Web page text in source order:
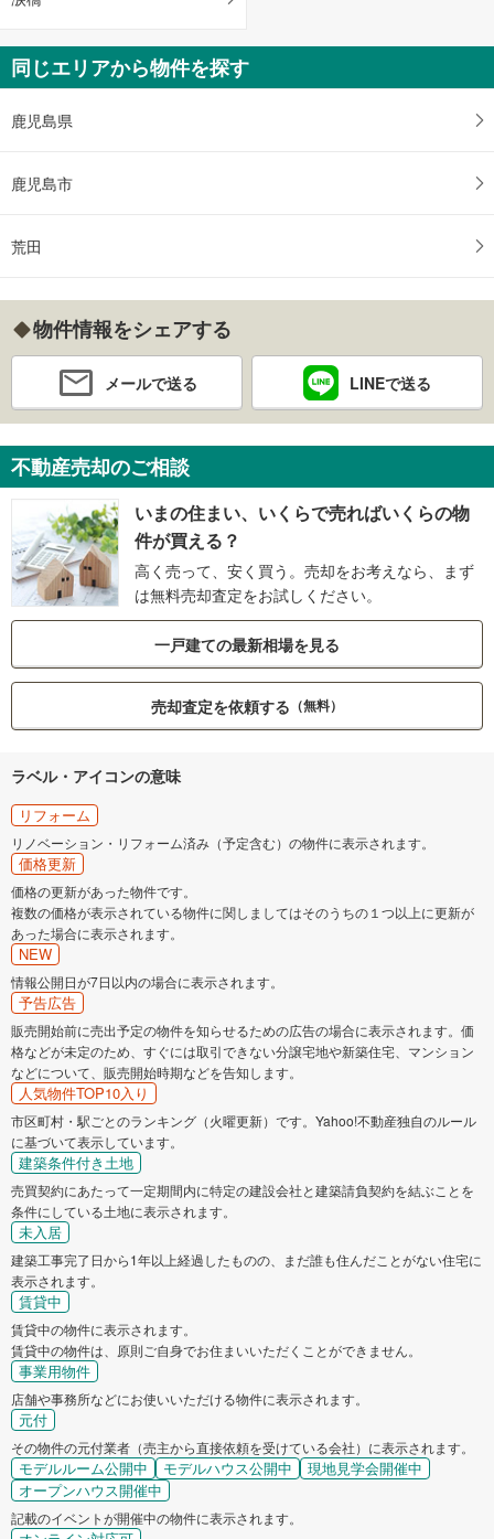
同じエリアから物件を探す
鹿児島県
鹿児島市
荒田
物件情報をシェアする
メールで送る LINEで送る
不動産売却のご相談
いまの住まい、いくらで売ればいくらの物
件が買える？
高く売って、安く買う。売却をお考えなら、まず
は無料売却査定をお試しください。
一戸建ての最新相場を見る
売却査定を依頼する （無料）
ラベル・アイコンの意味
リフォーム
リノベーション・リフォーム済み（予定含む）の物件に表示されます。
価格更新
価格の更新があった物件です。
複数の価格が表示されている物件に関しましてはそのうちの１つ以上に更新が
あった場合に表示されます。
NEW
情報公開日が7日以内の場合に表示されます。
予告広告
販売開始前に売出予定の物件を知らせるための広告の場合に表示されます。価
格などが未定のため、すぐには取引できない分譲宅地や新築住宅、マンション
などについて、販売開始時期などを告知します。
人気物件TOP10入り
市区町村・駅ごとのランキング（火曜更新）です。Yahoo!不動産独自のルール
に基づいて表示しています。
建築条件付き土地
売買契約にあたって一定期間内に特定の建設会社と建築請負契約を結ぶことを
条件にしている土地に表示されます。
未入居
建築工事完了日から1年以上経過したものの、まだ誰も住んだことがない住宅に
表示されます。
賃貸中
賃貸中の物件に表示されます。
賃貸中の物件は、原則ご自身でお住まいいただくことができません。
事業用物件
店舗や事務所などにお使いいただける物件に表示されます。
元付
その物件の元付業者（売主から直接依頼を受けている会社）に表示されます。
モデルルーム公開中 モデルハウス公開中
現地見学会開催中
オープンハウス開催中
記載のイベントが開催中の物件に表示されます。